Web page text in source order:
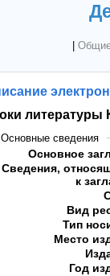
Основные сведения
Основное
Сведения,
к
Вид
Тип
Место
Год